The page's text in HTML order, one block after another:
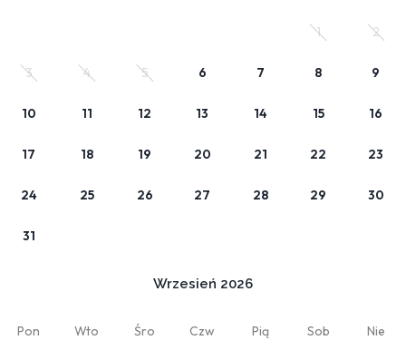
1 2
3 4 5 6 7 8 9
10 11 12 13 14 15 16
17 18 19 20 21 22 23
24 25 26 27 28 29 30
31
Wrzesień 2026
Pon Wto Śro Czw Pią Sob Nie
1 x Dorośli